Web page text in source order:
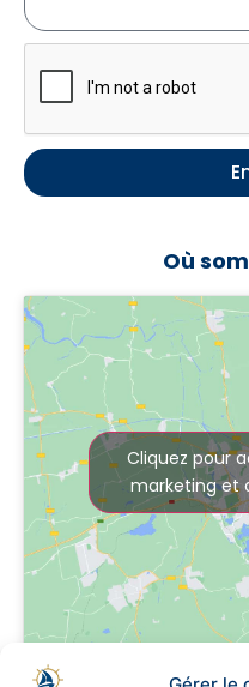
Où
Cliquez pour
marketing et